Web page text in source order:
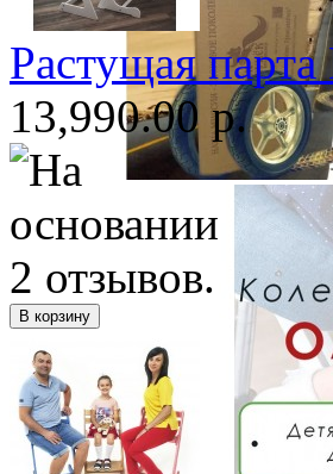
Растущая
13,990.00 р.